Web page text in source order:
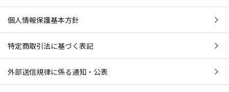
個人情報保護基本方針
特定商取引法に基づく表記
外部送信規律に係る通知・公表